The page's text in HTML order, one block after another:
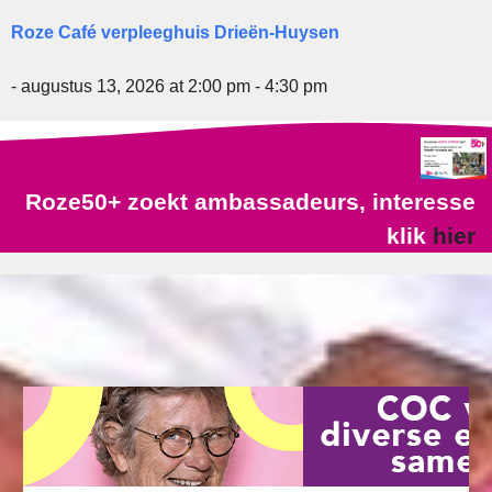
Roze Café verpleeghuis Drieën-Huysen
- augustus 13, 2026 at 2:00 pm - 4:30 pm
Roze50+ zoekt ambassadeurs, interesse
klik hier